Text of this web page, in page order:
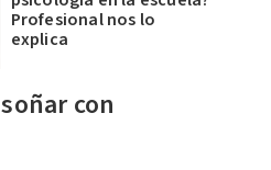
Profesional nos lo
explica
con